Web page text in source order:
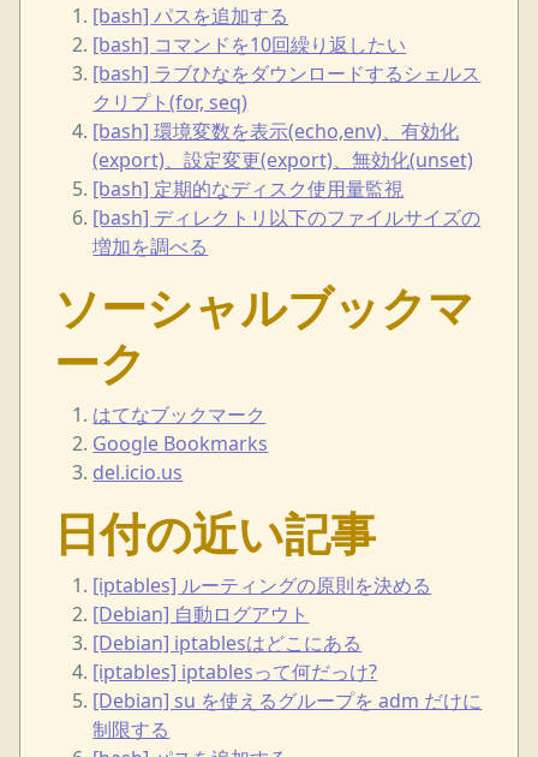
[bash] パスを追加する
[bash] コマンドを10回繰り返したい
[bash] ラブひなをダウンロードするシェルス
クリプト(for, seq)
[bash] 環境変数を表示(echo,env)、有効化
(export)、設定変更(export)、無効化(unset)
[bash] 定期的なディスク使用量監視
[bash] ディレクトリ以下のファイルサイズの
増加を調べる
ソーシャルブックマ
ーク
はてなブックマーク
Google Bookmarks
del.icio.us
日付の近い記事
[iptables] ルーティングの原則を決める
[Debian] 自動ログアウト
[Debian] iptablesはどこにある
[iptables] iptablesって何だっけ?
[Debian] su を使えるグループを adm だけに
制限する